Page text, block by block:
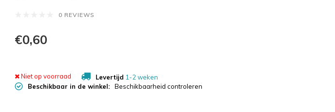
0 REVIEWS
€0,60
Niet op voorraad Levertijd 1-2 weken
Beschikbaar in de winkel:
Beschikbaarheid controleren